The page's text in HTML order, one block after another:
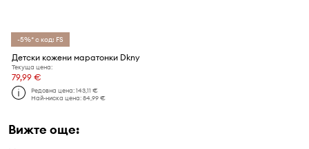
-5%* с код: FS
Детски кожени маратонки Dkny
Текуща цена:
79,99 €
Редовна цена:143,11 €
Най-ниска цена:84,99 €
Вижте още: